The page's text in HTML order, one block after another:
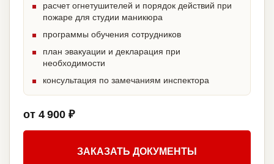
расчет огнетушителей и порядок действий при
пожаре для студии маникюра
программы обучения сотрудников
план эвакуации и декларация при
необходимости
консультация по замечаниям инспектора
от 4 900 ₽
ЗАКАЗАТЬ ДОКУМЕНТЫ